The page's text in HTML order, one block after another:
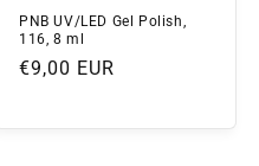
PNB UV/LED Gel Polish,
116, 8 ml
Normaler
€9,00 EUR